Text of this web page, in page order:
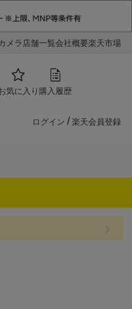
メラ店舗一覧会社概要楽天市場
気に入り 購入履歴
ログイン / 楽天会員登録